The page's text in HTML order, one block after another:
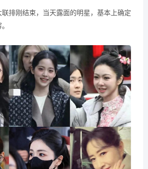
排刚结束，当天露面的明星，基本上确定